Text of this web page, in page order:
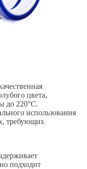
цвета,
до 220°C.
использования
требующих
подходит